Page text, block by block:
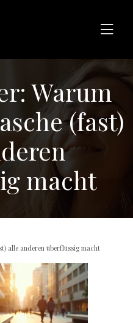
Warum
(fast)
macht
alle anderen überflüssig macht